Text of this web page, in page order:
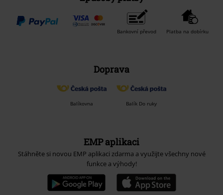
Bankovní převod Platba na dobírku
Doprava
Balíkovna Balík Do ruky
EMP aplikaci
Stáhněte si novou EMP aplikaci zdarma a využijte všechny nové
funkce a výhody!